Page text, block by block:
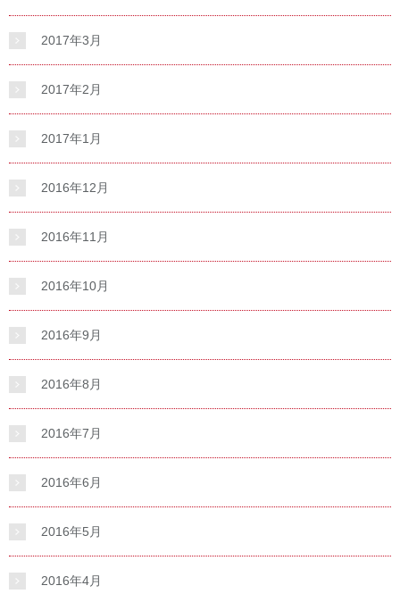
2017年3月
2017年2月
2017年1月
2016年12月
2016年11月
2016年10月
2016年9月
2016年8月
2016年7月
2016年6月
2016年5月
2016年4月